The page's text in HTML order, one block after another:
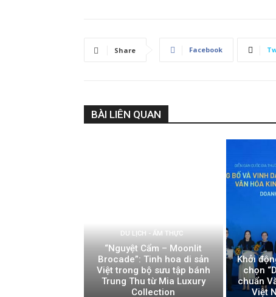
Share Facebook
BÀI LIÊN QUAN
DU LỊCH - ẨM THỰC
“Nguyệt Cẩm – Moonlit
Brocade”: Tinh hoa di sản
Việt trong bộ sưu tập bánh
Trung Thu từ Mia Luxury
Collection
Khởi
chọn
chuẩn
Việt